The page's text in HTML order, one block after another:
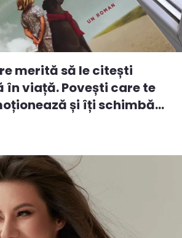
merită să le citești
în viață. Povești care te
și îți schimbă...